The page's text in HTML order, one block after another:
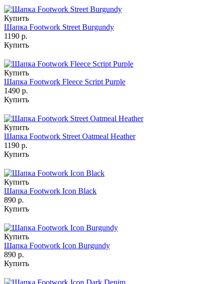
Купить
Шапка Footwork Street Burgundy
1190 р.
Купить
Купить
Шапка Footwork Fleece Script Purple
1490 р.
Купить
Купить
Шапка Footwork Street Oatmeal Heather
1190 р.
Купить
Купить
Шапка Footwork Icon Black
890 р.
Купить
Купить
Шапка Footwork Icon Burgundy
890 р.
Купить